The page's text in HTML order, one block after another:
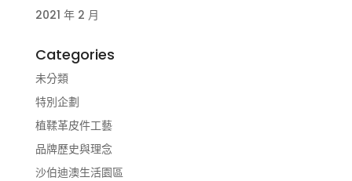
2021 年 2 月
Categories
未分類
特別企劃
植鞣革皮件工藝
品牌歷史與理念
沙伯迪澳生活園區